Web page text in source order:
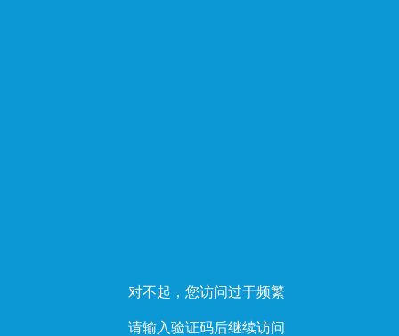
对不起，您访问过于频繁
请输入验证码后继续访问